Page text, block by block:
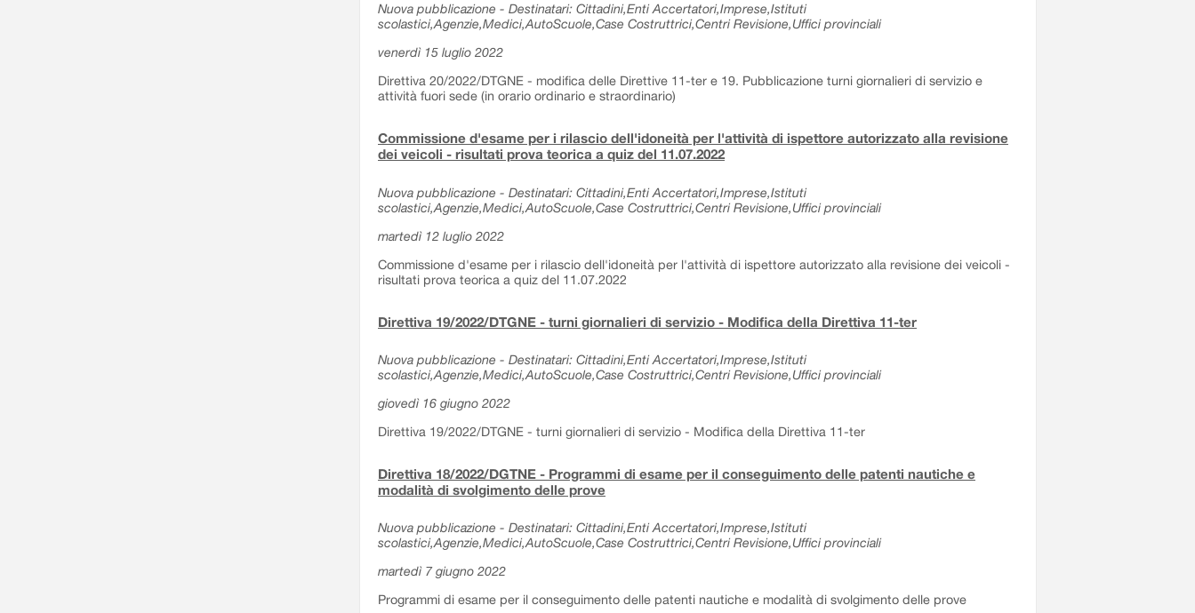
Nuova pubblicazione - Destinatari: Cittadini,Enti Accertatori,Imprese,Istituti
scolastici,Agenzie,Medici,AutoScuole,Case Costruttrici,Centri Revisione,Uffici provinciali
venerdì 15 luglio 2022
Direttiva 20/2022/DTGNE - modifica delle Direttive 11-ter e 19. Pubblicazione turni giornalieri di servizio e
attività fuori sede (in orario ordinario e straordinario)
Commissione d'esame per i rilascio dell'idoneità per l'attività di ispettore autorizzato alla revisione
dei veicoli - risultati prova teorica a quiz del 11.07.2022
Nuova pubblicazione - Destinatari: Cittadini,Enti Accertatori,Imprese,Istituti
scolastici,Agenzie,Medici,AutoScuole,Case Costruttrici,Centri Revisione,Uffici provinciali
martedì 12 luglio 2022
Commissione d'esame per i rilascio dell'idoneità per l'attività di ispettore autorizzato alla revisione dei veicoli -
risultati prova teorica a quiz del 11.07.2022
Direttiva 19/2022/DTGNE - turni giornalieri di servizio - Modifica della Direttiva 11-ter
Nuova pubblicazione - Destinatari: Cittadini,Enti Accertatori,Imprese,Istituti
scolastici,Agenzie,Medici,AutoScuole,Case Costruttrici,Centri Revisione,Uffici provinciali
giovedì 16 giugno 2022
Direttiva 19/2022/DTGNE - turni giornalieri di servizio - Modifica della Direttiva 11-ter
Direttiva 18/2022/DGTNE - Programmi di esame per il conseguimento delle patenti nautiche e
modalità di svolgimento delle prove
Nuova pubblicazione - Destinatari: Cittadini,Enti Accertatori,Imprese,Istituti
scolastici,Agenzie,Medici,AutoScuole,Case Costruttrici,Centri Revisione,Uffici provinciali
martedì 7 giugno 2022
Programmi di esame per il conseguimento delle patenti nautiche e modalità di svolgimento delle prove